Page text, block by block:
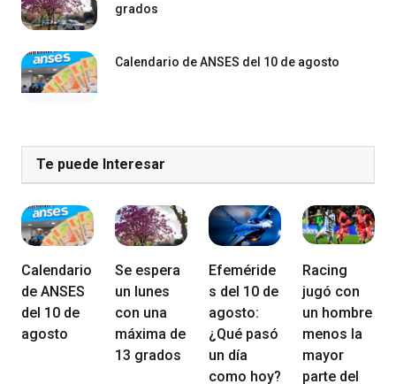
grados
Calendario de ANSES del 10 de agosto
Te puede Interesar
Calendario
de ANSES
del 10 de
agosto
Se espera
un lunes
con una
máxima de
13 grados
Efeméride
s del 10 de
agosto:
¿Qué pasó
un día
como hoy?
Racing
jugó con
un hombre
menos la
mayor
parte del